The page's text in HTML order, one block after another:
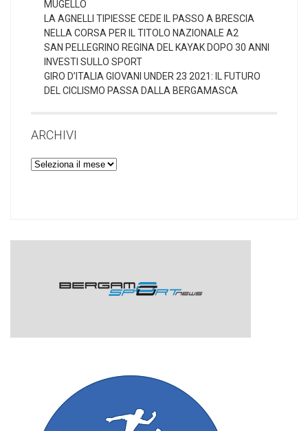
MUGELLO
LA AGNELLI TIPIESSE CEDE IL PASSO A BRESCIA
NELLA CORSA PER IL TITOLO NAZIONALE A2
SAN PELLEGRINO REGINA DEL KAYAK DOPO 30 ANNI
INVESTI SULLO SPORT
GIRO D’ITALIA GIOVANI UNDER 23 2021: IL FUTURO
DEL CICLISMO PASSA DALLA BERGAMASCA
ARCHIVI
Archivi